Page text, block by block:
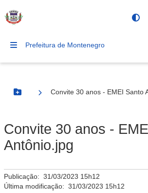
Prefeitura de Montenegro
Botão Menu
Convite 30 anos - EMEI Santo
Convite 30 anos -
Antônio.jpg
Publicação: 31/03/2023 15h12
Última modificação: 31/03/2023 15h12